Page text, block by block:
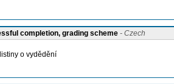
completion, grading scheme - Czech
o vydědění